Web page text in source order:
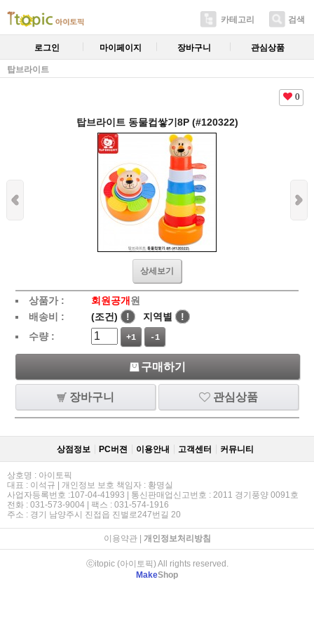
카테고리 검색
로그인 마이페이지 장바구니 관심상품
탑브라이트
0
탑브라이트 동물컵쌓기8P (#120322)
상세보기
상품가 : 회원공개 원
배송비 :
(조건) ! 지역별
!
수량 :
+1 -1
구매하기
장바구니 관심상품
상점정보 PC버젼 이용안내 고객센터 커뮤니티
상호명 : 아이토픽
대표 : 이석규 | 개인정보 보호 책임자 : 황명실
사업자등록번호 :107-04-41993 | 통신판매업신고번호 : 2011 경기풍양 0091호
전화 : 031-573-9004 | 팩스 : 031-574-1916
주소 : 경기 남양주시 진접읍 진벌로247번길 20
이용약관| 개인정보처리방침
ⓒitopic (아이토픽) All rights reserved.
MakeShop